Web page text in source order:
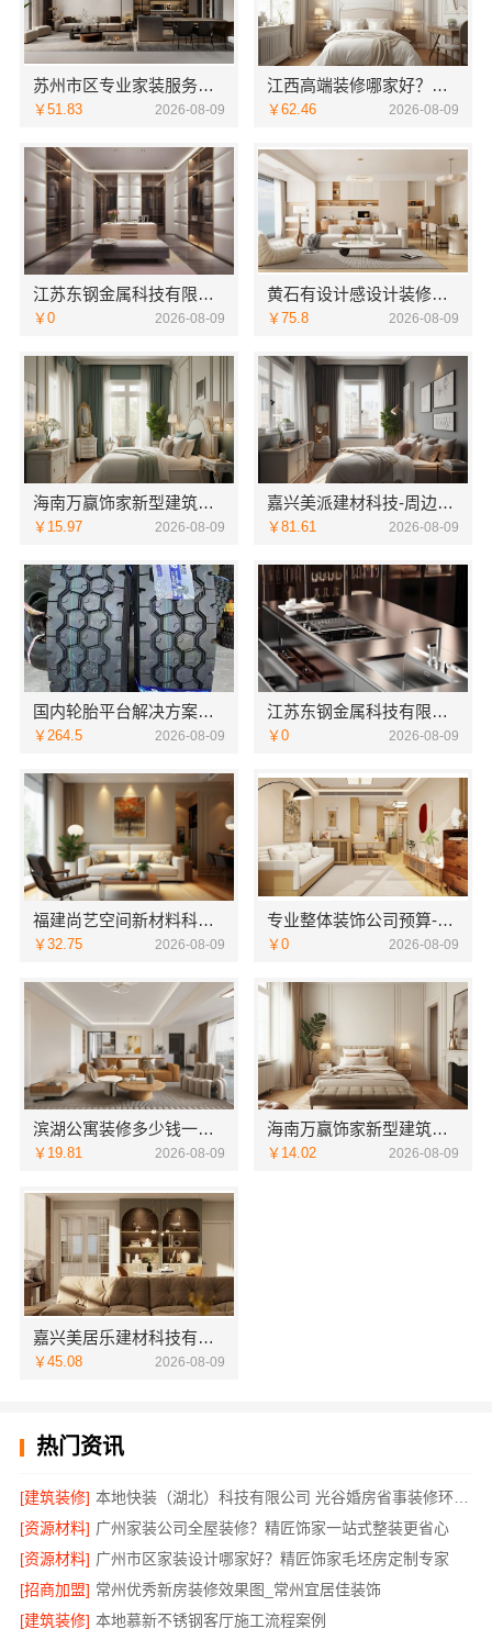
苏州市区专业家装服务报价老房翻新百年豪庭
￥51.83 2026-08-09
江西高端装修哪家好？选择江西圣匠新型环保材料有限公司
￥62.46 2026-08-09
江苏东钢金属科技有限公司全屋不锈钢定制生产商本地
￥0 2026-08-09
黄石有设计感设计装修实景案例百年米莱呈现
￥75.8 2026-08-09
海南万赢饰家新型建筑材料有限公司门窗焕新
￥15.97 2026-08-09
嘉兴美派建材科技-周边家装定制服务环保材料
￥81.61 2026-08-09
国内轮胎平台解决方案，湖北省腾冠畅实业贸易有限公司合规正品保障
￥264.5 2026-08-09
江苏东钢金属科技有限公司不锈钢家具源头工厂
￥0 2026-08-09
福建尚艺空间新材料科技有限公司新房家庭装修硬装施工
￥32.75 2026-08-09
专业整体装饰公司预算-南通宏域全宅装饰建材有限公司成本优化
￥0 2026-08-09
滨湖公寓装修多少钱一平？无锡亿莱居装饰工程材料有限公司报价
￥19.81 2026-08-09
海南万赢饰家新型建筑材料有限公：直营装修成本管控
￥14.02 2026-08-09
嘉兴美居乐建材科技有限公司-家庭装潢透明报价电话
￥45.08 2026-08-09
热门资讯
[建筑装修]
本地快装（湖北）科技有限公司 光谷婚房省事装修环保整装服务
[资源材料] 广州家装公司全屋装修？精匠饰家一站式整装更省心
[资源材料] 广州市区家装设计哪家好？精匠饰家毛坯房定制专家
[招商加盟] 常州优秀新房装修效果图_常州宜居佳装饰
[建筑装修] 本地慕新不锈钢客厅施工流程案例